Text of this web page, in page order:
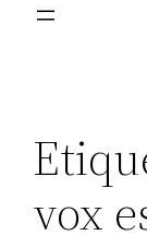
vox